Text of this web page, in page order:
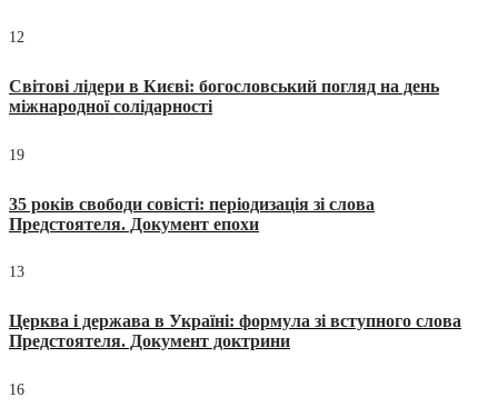
12
Світові лідери в Києві: богословський погляд на день
міжнародної солідарності
19
35 років свободи совісті: періодизація зі слова
Предстоятеля. Документ епохи
13
Церква і держава в Україні: формула зі вступного слова
Предстоятеля. Документ доктрини
16